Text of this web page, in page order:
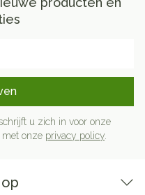
u zich in voor onze
met onze privacy policy